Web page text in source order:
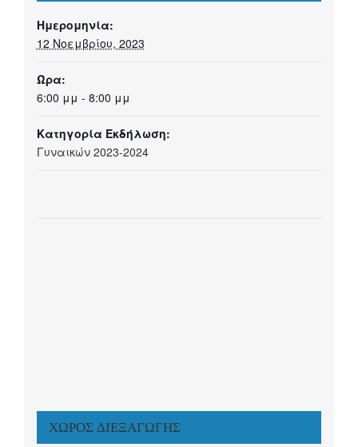
Ημερομηνία:
12 Νοεμβρίου, 2023
Ώρα:
6:00 μμ - 8:00 μμ
Κατηγορία Εκδήλωση:
Γυναικών 2023-2024
ΧΏΡΟΣ ΔΙΕΞΑΓΩΓΉΣ